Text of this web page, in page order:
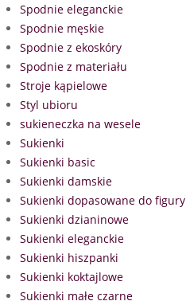
Spodnie eleganckie
Spodnie męskie
Spodnie z ekoskóry
Spodnie z materiału
Stroje kąpielowe
Styl ubioru
sukieneczka na wesele
Sukienki
Sukienki basic
Sukienki damskie
Sukienki dopasowane do figury
Sukienki dzianinowe
Sukienki eleganckie
Sukienki hiszpanki
Sukienki koktajlowe
Sukienki małe czarne